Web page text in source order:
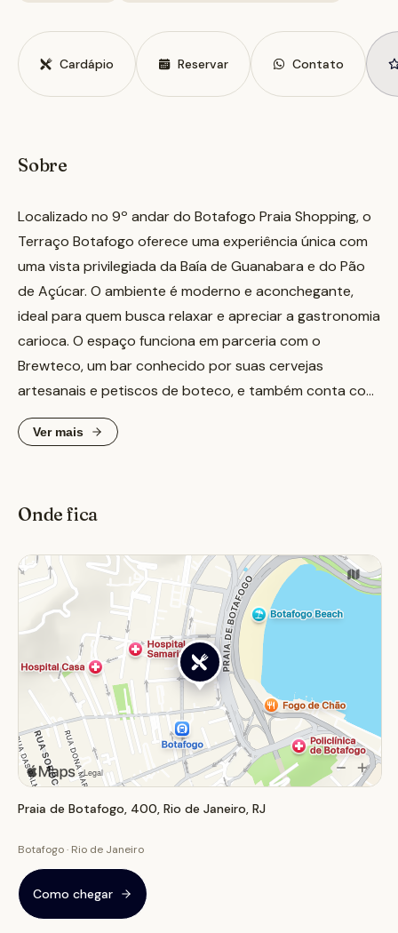
Cardápio Reservar Contato
Sobre
Localizado no 9º andar do Botafogo Praia Shopping, o
Terraço Botafogo oferece uma experiência única com
uma vista privilegiada da Baía de Guanabara e do Pão
de Açúcar. O ambiente é moderno e aconchegante,
ideal para quem busca relaxar e apreciar a gastronomia
carioca. O espaço funciona em parceria com o
Brewteco, um bar conhecido por suas cervejas
artesanais e petiscos de boteco, e também conta com
o patrocínio da Estrela Galícia. Além dos chopes
variados e petiscos, o Terraço Botafogo oferece uma
almoço descontraído, um happy hour com amigos ou
paisagem deslumbrante do Rio de Janeiro.
Ver mais
Onde fica
Praia de Botafogo, 400, Rio de Janeiro, RJ
Botafogo · Rio de Janeiro
Como chegar